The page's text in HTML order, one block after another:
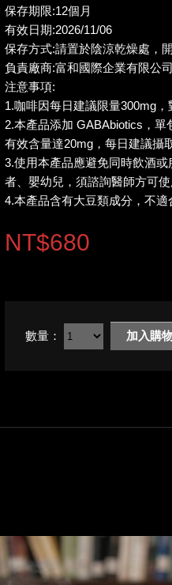
保存期限:12個月
有效日期:2026/11/06
保存方式:請置於陰涼乾燥處，
負責廠商:富和國際企業有限公司
注意事項:
1.咖啡因每日建議限量300mg，
2.本產品添加 GABAbiotics，單
有效含量達20mg，每日建議攝
3.使用本產品應避免同時飲酒
者、嬰幼兒，須諮詢醫師方可使
4.本產品含有大豆類成分，不適
NT$680
數量： 加入購